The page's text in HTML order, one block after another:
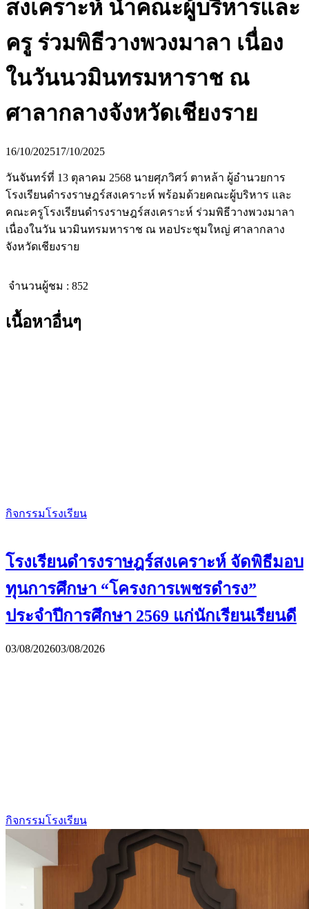
สงเคราะห์ นำคณะผู้บริหารและ
ครู ร่วมพิธีวางพวงมาลา เนื่อง
ในวันนวมินทรมหาราช ณ
ศาลากลางจังหวัดเชียงราย
16/10/202517/10/2025
วันจันทร์ที่ 13 ตุลาคม 2568 นายศุภวิศว์ ตาหล้า ผู้อำนวยการ
โรงเรียนดำรงราษฎร์สงเคราะห์ พร้อมด้วยคณะผู้บริหาร และ
คณะครูโรงเรียนดำรงราษฎร์สงเคราะห์ ร่วมพิธีวางพวงมาลา
เนื่องในวัน นวมินทรมหาราช ณ หอประชุมใหญ่ ศาลากลาง
จังหวัดเชียงราย
จำนวนผู้ชม : 852
เนื้อหาอื่นๆ
กิจกรรมโรงเรียน
โรงเรียนดำรงราษฎร์สงเคราะห์ จัดพิธีมอบ
ทุนการศึกษา “โครงการเพชรดำรง”
ประจำปีการศึกษา 2569 แก่นักเรียนเรียนดี
03/08/202603/08/2026
กิจกรรมโรงเรียน